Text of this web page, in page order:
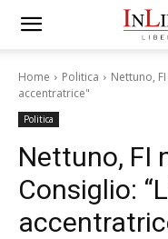
Home Politica
Nettuno,
accentratrice"
Politica
Nettuno, FI
Consiglio: